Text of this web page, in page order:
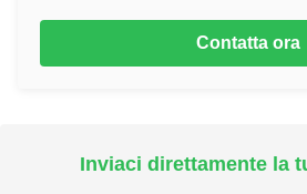
Contatta ora
Inviaci direttamente la